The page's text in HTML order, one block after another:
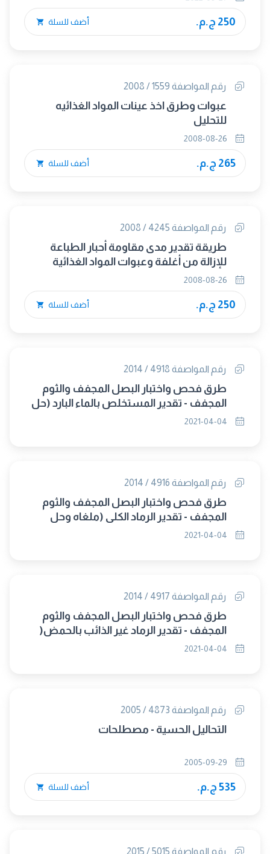
250 ج.م. أضف للسلة
رقم المواصفة 1559 / 2008
عبوات وطرق اخذ عينات المواد الغذائيه
للتحليل
265 ج.م. أضف للسلة
رقم المواصفة 4245 / 2008
طريقة تقدير مدى مقاومة أحبار الطباعة
للإزالة من أغلفة وعبوات المواد الغذائية
250 ج.م. أضف للسلة
رقم المواصفة 4918 / 2014
طرق فحص واختبار البصل المجفف والثوم
المجفف - تقدير المستخلص بالماء البارد (حل
محلها م.ق.م 8444-12/ 2021)
رقم المواصفة 4916 / 2014
طرق فحص واختبار البصل المجفف والثوم
المجفف - تقدير الرماد الكلى (ملغاه وحل
محلها م.ق.م 8444-8 /2021)
رقم المواصفة 4917 / 2014
طرق فحص واختبار البصل المجفف والثوم
المجفف - تقدير الرماد غير الذائب بالحمض(
تلغي وتحل محلها م.ق.م 8444-9 /2021)
رقم المواصفة 4873 / 2005
التحاليل الحسية - مصطلحات
535 ج.م. أضف للسلة
رقم المواصفة 5015 / 2015